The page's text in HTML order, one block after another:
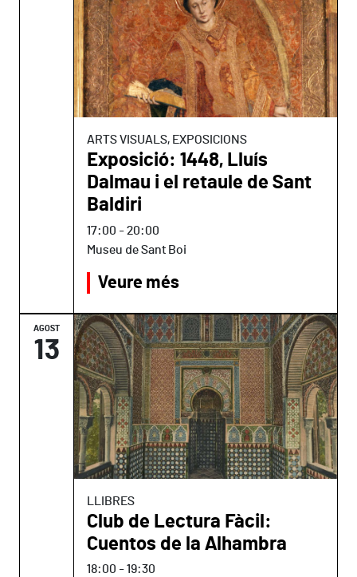
ARTS VISUALS, EXPOSICIONS
Exposició: 1448, Lluís
Dalmau i el retaule de Sant
Baldiri
17:00 -20:00
Museu de Sant Boi
Veure més
AGOST
13
LLIBRES
Club de Lectura Fàcil:
Cuentos de la Alhambra
18:00 -19:30